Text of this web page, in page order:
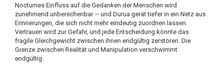
Nocturnes Einfluss auf die Gedanken der Menschen wird
zunehmend unberechenbar – und Durua gerät tiefer in ein Netz aus
Erinnerungen, die sich nicht mehr eindeutig zuordnen lassen.
Vertrauen wird zur Gefahr, und jede Entscheidung könnte das
fragile Gleichgewicht zwischen ihnen endgültig zerstören. Die
Grenze zwischen Realität und Manipulation verschwimmt
endgültig.